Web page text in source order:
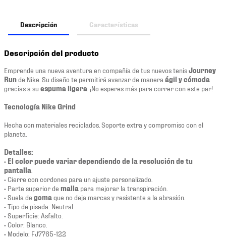
Descripción Características
Descripción del producto
Emprende una nueva aventura en compañía de tus nuevos tenisJourney
Runde Nike. Su diseño te permitirá avanzar de manera ágil y cómoda
gracias a su espuma ligera . ¡No esperes más para correr con este par!
Tecnología Nike Grind
Hecha con materiales reciclados. Soporte extra y compromiso con el
planeta.
Detalles:
• El color puede variar dependiendo de la resolución de tu
pantalla
• Cierre con cordones para un ajuste personalizado.
• Parte superior de malla para mejorar la transpiración.
• Suela de goma que no deja marcas y resistente a la abrasión.
• Tipo de pisada: Neutral.
• Superficie: Asfalto.
• Color: Blanco.
• Modelo: FJ7765-122